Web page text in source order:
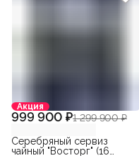
Акция
999 900 ₽1 299 900 ₽
Серебряный сервиз
чайный "Восторг" (16